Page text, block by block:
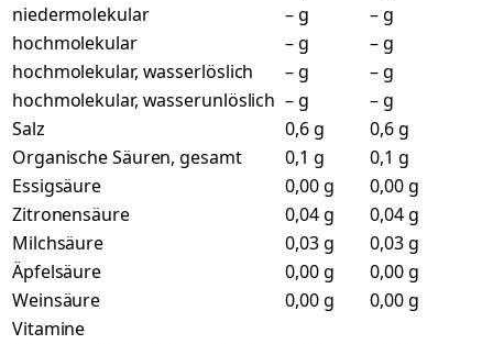
niedermolekular
– g
– g
hochmolekular
– g
– g
hochmolekular, wasserlöslich
– g
– g
hochmolekular, wasserunlöslich – g
– g
Salz
0,6 g
0,6 g
Organische Säuren, gesamt
0,1 g
0,1 g
Essigsäure
0,00 g
0,00 g
Zitronensäure
0,04 g
0,04 g
Milchsäure
0,03 g
0,03 g
Äpfelsäure
0,00 g
0,00 g
Weinsäure
0,00 g
0,00 g
Vitamine